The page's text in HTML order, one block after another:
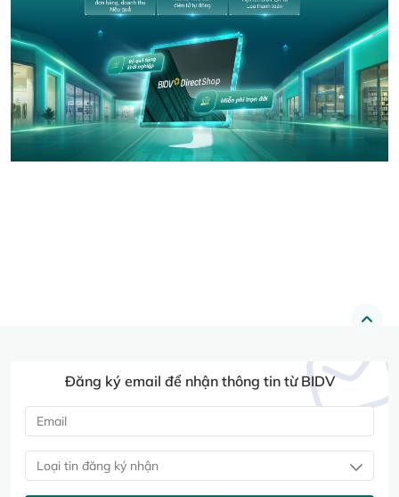
Đăng ký email để nhận thông tin từ BIDV
Loại tin đăng ký nhận